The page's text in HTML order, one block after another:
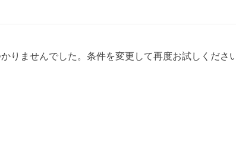
りませんでした。条件を変更して再度お試しくださ